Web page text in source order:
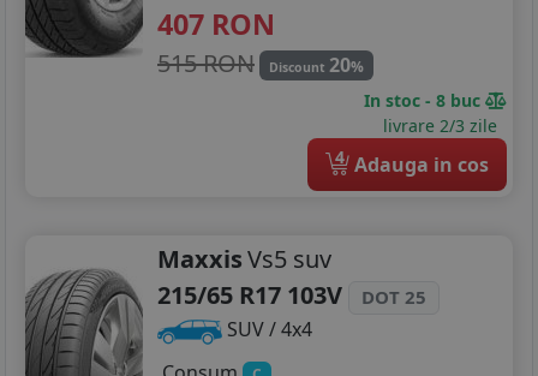
407 RON
515 RON Discount 20%
In stoc - 8 buc
livrare 2/3 zile
4 Adauga in cos
MaxxisVs5 suv
215/65 R17 103V
DOT 25
SUV / 4x4